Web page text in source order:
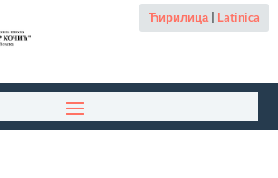
Ћирилица| Latinica